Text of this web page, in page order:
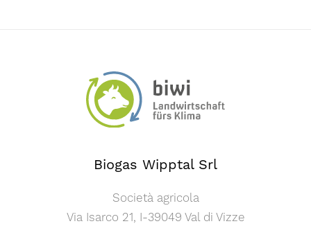
Biogas Wipptal Srl
Società agricola
Via Isarco 21, I-39049 Val di Vizze